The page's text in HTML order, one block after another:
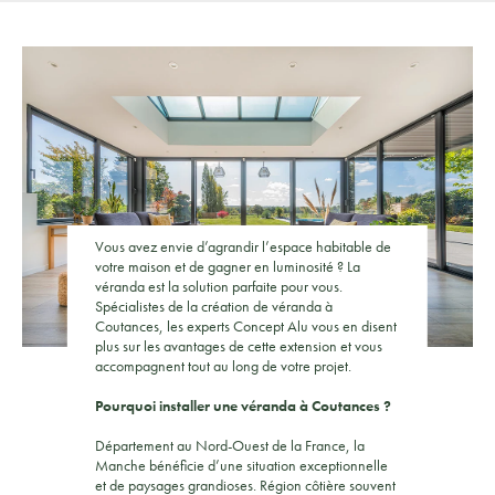
Vous avez envie d’agrandir l’espace habitable de
votre maison et de gagner en luminosité ? La
véranda est la solution parfaite pour vous.
Spécialistes de la création de véranda à
Coutances, les experts Concept Alu vous en disent
plus sur les avantages de cette extension et vous
accompagnent tout au long de votre projet.
Pourquoi installer une véranda à Coutances ?
Département au Nord-Ouest de la France, la
Manche bénéficie d’une situation exceptionnelle
et de paysages grandioses. Région côtière souvent